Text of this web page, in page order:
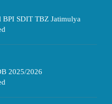
BPI SDIT TBZ Jatimulya
2025/2026